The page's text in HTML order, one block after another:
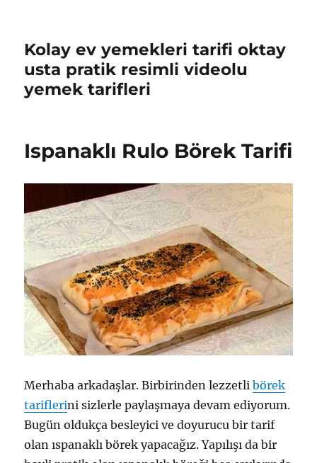
Kolay ev yemekleri tarifi oktay
usta pratik resimli videolu
yemek tarifleri
Ispanaklı Rulo Börek Tarifi
Merhaba arkadaşlar. Birbirinden lezzetlibörek
tariflerini sizlerle paylaşmaya devam ediyorum.
Bugün oldukça besleyici ve doyurucu bir tarif
olan ıspanaklı börek yapacağız. Yapılışı da bir